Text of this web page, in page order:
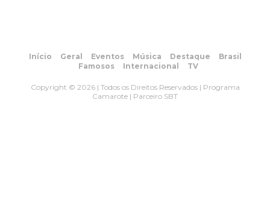
Início Geral Eventos Música Destaque
Brasil
Famosos
Internacional TV
Copyright © 2026 | Todos os Direitos Reservados | Programa
Camarote | Parceiro SBT